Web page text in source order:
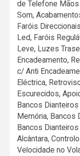
de Telefone
Som,
Faróis
Led, Faróis
Leve, Luzes
Encadeamento,
c/ Anti
Eléctrica,
Escurecidos,
Bancos
Memória, Bancos
Bancos
Alcântara,
Velocidade no